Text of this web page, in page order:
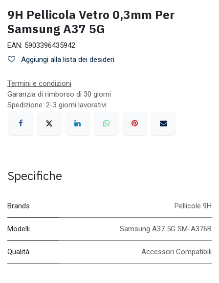
9H Pellicola Vetro 0,3mm Per
Samsung A37 5G
EAN: 5903396435942
Aggiungi alla lista dei desideri
Termini e condizioni
Garanzia di rimborso di 30 giorni
Spedizione: 2-3 giorni lavorativi
Specifiche
Brands Pellicole 9H
Modelli Samsung A37 5G SM-A376B
Qualità Accessori Compatibili